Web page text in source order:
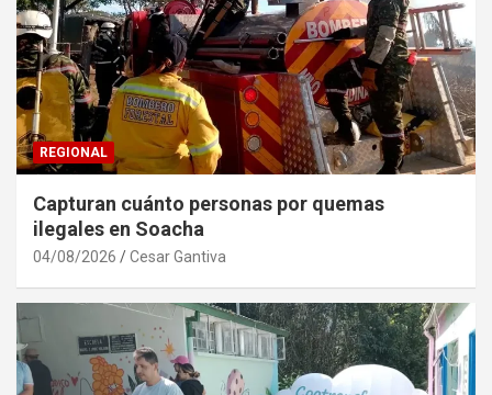
REGIONAL
Capturan cuánto personas por quemas
ilegales en Soacha
04/08/2026 Cesar Gantiva